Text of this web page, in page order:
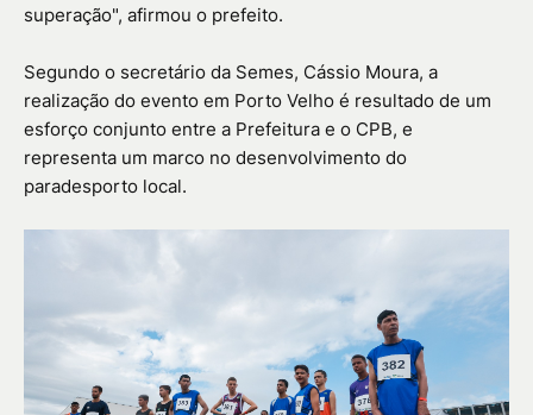
superação", afirmou o prefeito.
Segundo o secretário da Semes, Cássio Moura, a
realização do evento em Porto Velho é resultado de um
esforço conjunto entre a Prefeitura e o CPB, e
representa um marco no desenvolvimento do
paradesporto local.